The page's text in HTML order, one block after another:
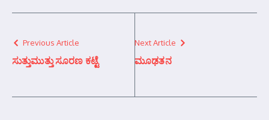
Previous Article
ಸುತ್ತುಮುತ್ತು ಸೂರಣ ಕಟ್ಟೆ
Next Article
ಮೂಢತನ